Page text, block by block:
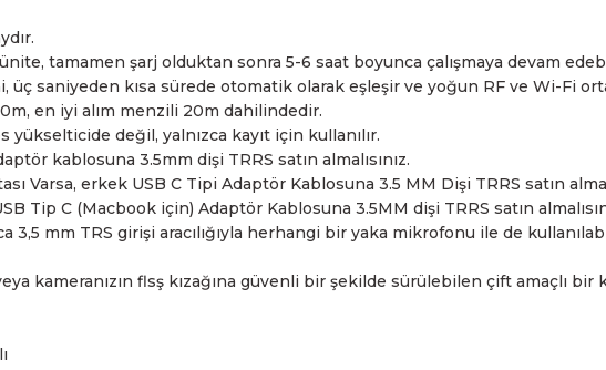
tamamen şarj olduktan sonra 5-6 saat boyunca çalışmaya devam
üç saniyeden kısa sürede otomatik olarak eşleşir ve yoğun RF ve Wi-Fi
en iyi alım menzili 20m dahilindedir.
değil, yalnızca kayıt için kullanılır.
kablosuna 3.5mm dişi TRRS satın almalısınız.
Varsa, erkek USB C Tipi Adaptör Kablosuna 3.5 MM Dişi TRRS satın
Tip C (Macbook için) Adaptör Kablosuna 3.5MM dişi TRRS satın
3,5 mm TRS girişi aracılığıyla herhangi bir yaka mikrofonu ile de
kameranızın flsş kızağına güvenli bir şekilde sürülebilen çift amaçlı